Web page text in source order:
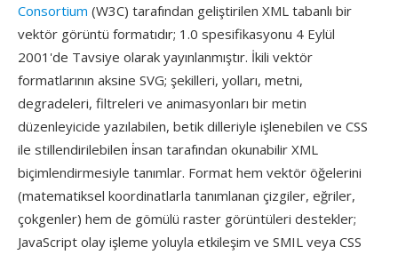
Consortium (W3C) tarafından geliştirilen XML tabanlı bir
vektör görüntü formatıdır; 1.0 spesifikasyonu 4 Eylül
2001'de Tavsiye olarak yayınlanmıştır. İkili vektör
formatlarının aksine SVG; şekilleri, yolları, metni,
degradeleri, filtreleri ve animasyonları bir metin
düzenleyicide yazılabilen, betik dilleriyle işlenebilen ve CSS
ile stillendirilebilen i̇nsan tarafından okunabilir XML
biçimlendirmesiyle tanımlar. Format hem vektör öğelerini
(matematiksel koordinatlarla tanımlanan çizgiler, eğriler,
çokgenler) hem de gömülü raster görüntüleri destekler;
JavaScript olay işleme yoluyla etkileşim ve SMIL veya CSS